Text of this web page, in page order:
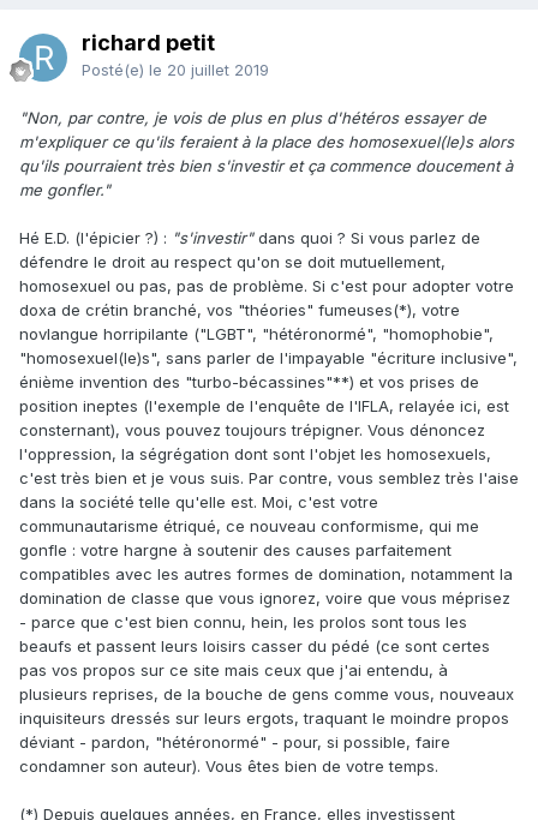
richard petit
Posté(e) le 20 juillet 2019
"Non, par contre, je vois de plus en plus d'hétéros essayer de
m'expliquer ce qu'ils feraient à la pla ce des homosexuel(le)s alors
qu'ils pourraient très bien s'investir et ça commence doucement à
me gonfler."
Hé E.D. (l'épicier ?) : "s'investir"dans quoi ? Si vous parlez de
défendre le droit au respect qu'on se doit mutuellement,
homosexuel ou pas, pas de problème. Si c'est pour adopter votre
doxa de crétin branché, vos "théories" fumeuses(*), votre
novlangue horripilante ("LGBT", "hétéronormé", "homophobie",
"homosexuel(le)s", sans parler de l'impayable "écriture inclusive",
énième invention des "turbo-bécassines"**) et vos prises de
position ineptes (l'exemple de l'enquête de l'IFLA, relayée ici, est
consternant), vous pouvez toujours trépigner. Vous dénoncez
l'oppression, la ségrégation dont sont l'objet les homosexuels,
c'est très bien et je vous suis. Par contre, vous semblez très l'aise
dans la société telle qu'elle est. Moi, c'est votre
communautarisme étriqué, ce nouveau conformisme, qui me
gonfle : votre hargne à soutenir des causes parfaitement
compatibles avec les autres formes de domination, notamment la
domination de classe que vous ignorez, voire que vous méprisez
- parce que c'est bien connu, hein, les prolos sont tous les
beaufs et passent leurs loisirs casser du pédé (ce sont certes
pas vos propos sur ce site mais ceux que j'ai entendu, à
plusieurs reprises, de la bouche de gens comme vous, nouveaux
inquisiteurs dressés sur leurs ergots, traquant le moindre propos
déviant - pardon, "hétéronormé" - pour, si possible, faire
condamner son auteur). Vous êtes bien de votre temps.
(*) Depuis quelques années, en France, elles investissent